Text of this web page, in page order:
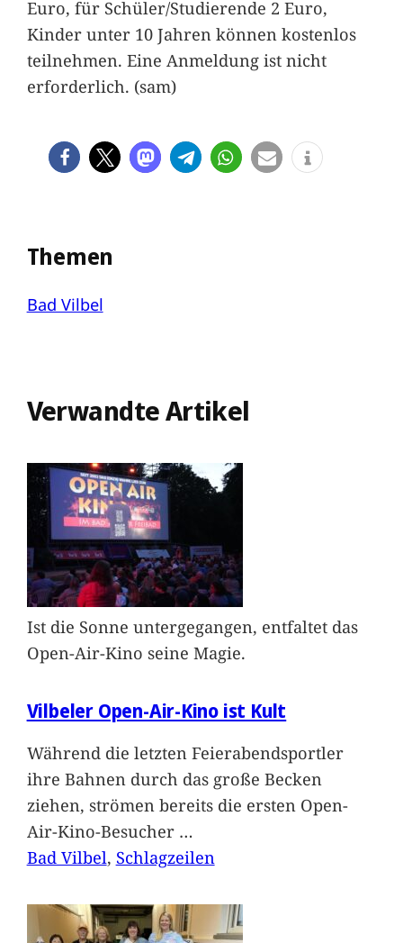
Euro, für Schüler/Studierende 2 Euro,
Kinder unter 10 Jahren können kostenlos
teilnehmen. Eine Anmeldung ist nicht
erforderlich. (sam)
Themen
Bad Vilbel
Verwandte Artikel
Ist die Sonne untergegangen, entfaltet das
Open-Air-Kino seine Magie.
Vilbeler Open-Air-Kino ist Kult
Während die letzten Feierabendsportler
ihre Bahnen durch das große Becken
ziehen, strömen bereits die ersten Open-
Air-Kino-Besucher …
Bad Vilbel, Schlagzeilen